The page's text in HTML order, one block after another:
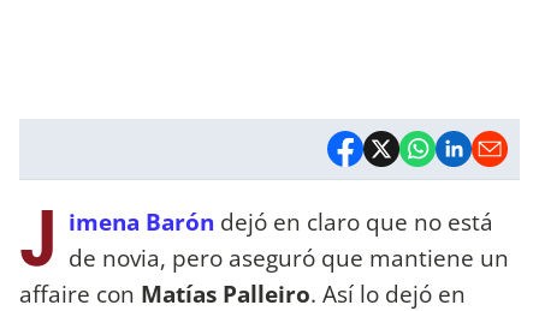
J imena Barón dejó en claro que no está
de novia, pero aseguró que mantiene un
affaire con Matías Palleiro. Así lo dejó en